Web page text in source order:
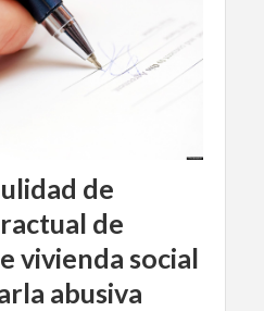
de
de
vivienda social
abusiva